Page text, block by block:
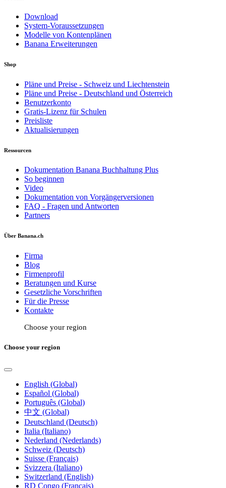
Download
System-Voraussetzungen
Modelle von Kontenplänen
Banana Erweiterungen
Shop
Pläne und Preise - Schweiz und Liechtenstein
Pläne und Preise - Deutschland und Österreich
Benutzerkonto
Gratis-Lizenz für Schulen
Preisliste
Aktualisierungen
Ressourcen
Dokumentation Banana Buchhaltung Plus
So beginnen
Video
Dokumentation von Vorgängerversionen
FAQ - Fragen und Antworten
Partners
Über Banana.ch
Firma
Blog
Firmenprofil
Beratungen und Kurse
Gesetzliche Vorschriften
Für die Presse
Kontakte
Choose your region
Choose your region
English (Global)
Español (Global)
Português (Global)
中文 (Global)
Deutschland (Deutsch)
Italia (Italiano)
Nederland (Nederlands)
Schweiz (Deutsch)
Suisse (Français)
Svizzera (Italiano)
Switzerland (English)
RD Congo (Français)